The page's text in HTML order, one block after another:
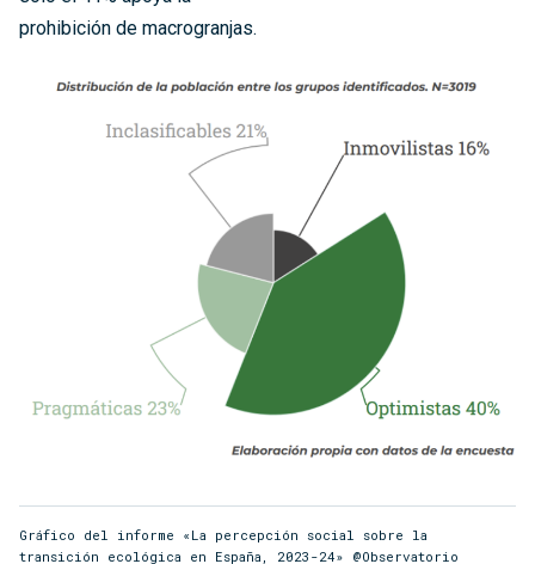
prohibición de macrogranjas.
Gráfico del informe «La percepción social sobre la
transición ecológica en España, 2023-24» @Observatorio